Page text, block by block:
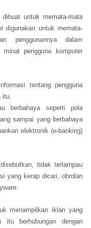
untuk memata-mata
digunakan untuk memata-
penggunannya dalam
pengguna komputer
tentang pengguna
berbahaya seperti pola
sampai yang berbahaya
elektronik (e-banking)
tidak terlampau
yang kerap dicari, obrolan
menampilkan iklan yang
itu berhubungan dengan